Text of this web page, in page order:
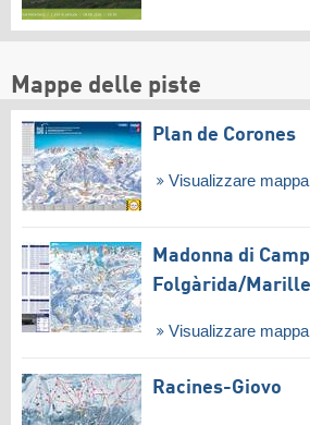
Mappe delle piste
Plan de Corones
Visualizzare mappa
Madonna di
Folgàrida/​
Visualizzare mappa
Racines-Giovo